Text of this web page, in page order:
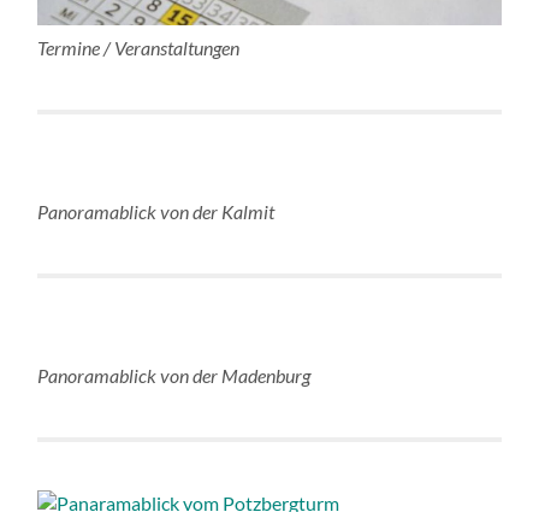
Termine / Veranstaltungen
Panoramablick von der Kalmit
Panoramablick von der Madenburg